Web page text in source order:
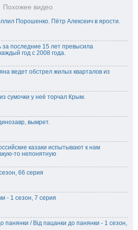
Похожее видео
Порошенко. Пётр Алексеич в ярости.
за последние 15 лет превысила
год с 2008 года.
ведет обстрел жилых кварталов из
сумочки у неё торчал Крым.
вымрет.
казаки испытывают к нам
то непонятную
66 серия
- 1 сезон, 7 серия
панянки / Від пацанки до панянки - 1 сезон,